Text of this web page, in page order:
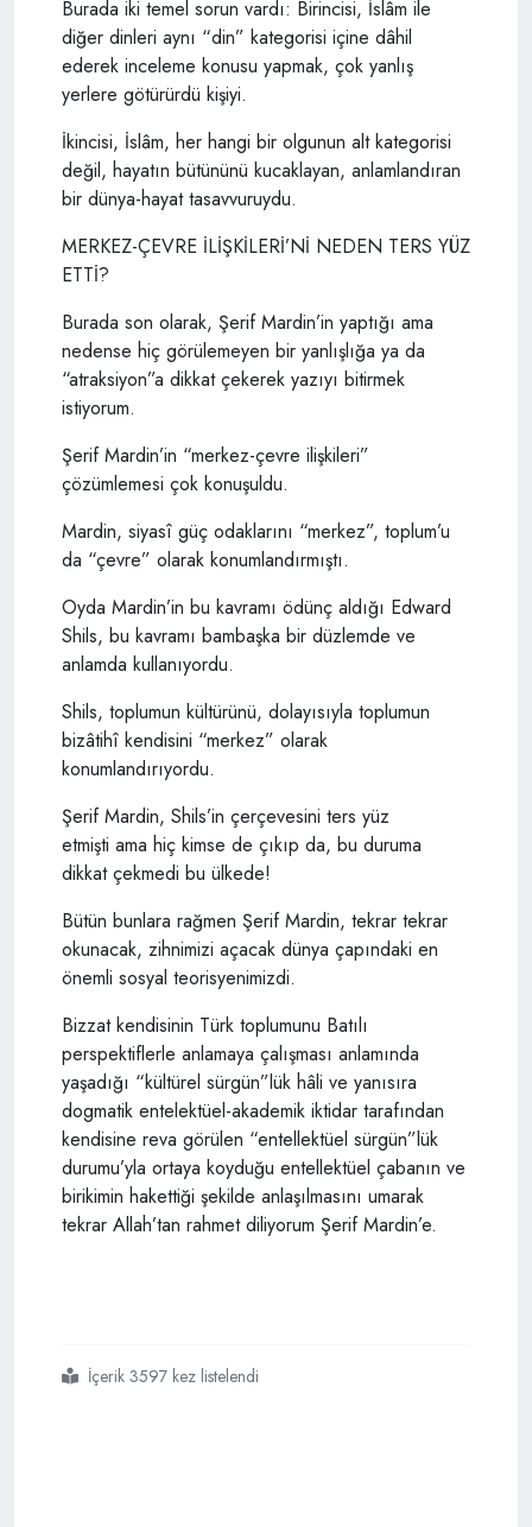
Burada iki temel sorun vardı: Birincisi, İslâm ile
diğer dinleri aynı “din” kategorisi içine dâhil
ederek inceleme konusu yapmak, çok yanlış
yerlere götürürdü kişiyi.
İkincisi, İslâm, her hangi bir olgunun alt kategorisi
değil, hayatın bütününü kucaklayan, anlamlandıran
bir dünya-hayat tasavvuruydu.
MERKEZ-ÇEVRE İLİŞKİLERİ’Nİ NEDEN TERS YÜZ
ETTİ?
Burada son olarak, Şerif Mardin’in yaptığı ama
nedense hiç görülemeyen bir yanlışlığa ya da
“atraksiyon”a dikkat çekerek yazıyı bitirmek
istiyorum.
Şerif Mardin’in “merkez-çevre ilişkileri”
çözümlemesi çok konuşuldu.
Mardin, siyasî güç odaklarını “merkez”, toplum’u
da “çevre” olarak konumlandırmıştı.
Oyda Mardin’in bu kavramı ödünç aldığı Edward
Shils, bu kavramı bambaşka bir düzlemde ve
anlamda kullanıyordu.
Shils, toplumun kültürünü, dolayısıyla toplumun
bizâtihî kendisini “merkez” olarak
konumlandırıyordu.
Şerif Mardin, Shils’in çerçevesini ters yüz
etmişti ama hiç kimse de çıkıp da, bu duruma
dikkat çekmedi bu ülkede!
Bütün bunlara rağmen Şerif Mardin, tekrar tekrar
okunacak, zihnimizi açacak dünya çapındaki en
önemli sosyal teorisyenimizdi.
Bizzat kendisinin Türk toplumunu Batılı
perspektiflerle anlamaya çalışması anlamında
yaşadığı “kültürel sürgün”lük hâli ve yanısıra
dogmatik entelektüel-akademik iktidar tarafından
kendisine reva görülen “entellektüel sürgün”lük
durumu’yla ortaya koyduğu entellektüel çabanın ve
birikimin hakettiği şekilde anlaşılmasını umarak
tekrar Allah’tan rahmet diliyorum Şerif Mardin’e.
#kendi
#ülkesinde
#çifte
#sürgün
#yaşayan
#bir
#entelektüel
#şerif
#mardinİçerik 3597 kez listelendi